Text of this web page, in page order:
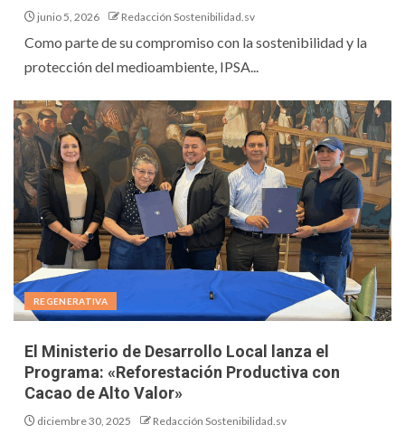
junio 5, 2026 Redacción Sostenibilidad.sv
Como parte de su compromiso con la sostenibilidad y la
protección del medioambiente, IPSA...
REGENERATIVA
El Ministerio de Desarrollo Local lanza el
Programa: «Reforestación Productiva con
Cacao de Alto Valor»
diciembre 30, 2025 Redacción Sostenibilidad.sv